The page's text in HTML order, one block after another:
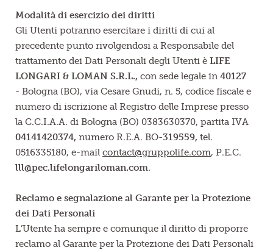
Modalità di esercizio dei diritti
Gli Utenti potranno esercitare i diritti di cui al
precedente punto rivolgendosi a Responsabile del
trattamento dei Dati Personali degli Utenti è LIFE
LONGARI & LOMAN S.R.L., con sede legale in 40127
- Bologna (BO), via Cesare Gnudi, n. 5, codice fiscale e
numero di iscrizione al Registro delle Imprese presso
la C.C.I.A.A. di Bologna (BO) 0383630370, partita IVA
04141420374, numero R.E.A. BO-319559, tel.
0516335180, e-mail contact@gruppolife.com, P.E.C.
lll@pec.lifelongariloman.com.
Reclamo e segnalazione al Garante per la Protezione
dei Dati Personali
L’Utente ha sempre e comunque il diritto di proporre
reclamo al Garante per la Protezione dei Dati Personali